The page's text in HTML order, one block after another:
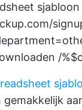
sjabloon
/